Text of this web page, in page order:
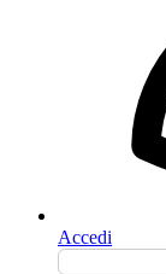
Accedi